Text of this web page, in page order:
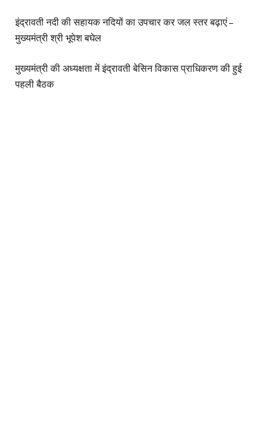
इंद्रावती नदी की सहायक नदियों का उपचार कर जल स्तर बढ़ाएं –
मुख्यमंत्री श्री भूपेश बघेल
मुख्यमंत्री की अध्यक्षता में इंद्रावती बेसिन विकास प्राधिकरण की हुई
पहली बैठक